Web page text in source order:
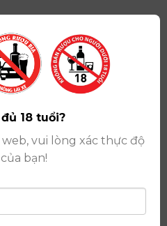
Thành Phố Hà Nội
Giai, Phường Ngọc Hà,
do Sở Tài Chính Thành
07/05/2008,đăng ký
08/2025
số : 529/GP-BCT do Bộ
11/2022
Đầu tư và phát triển
18 tuổi?
vui lòng xác thực độ
bạn!